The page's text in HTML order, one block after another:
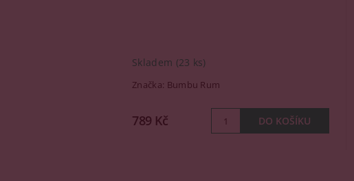
Skladem (23 ks)
Značka: Bumbu Rum
789 Kč